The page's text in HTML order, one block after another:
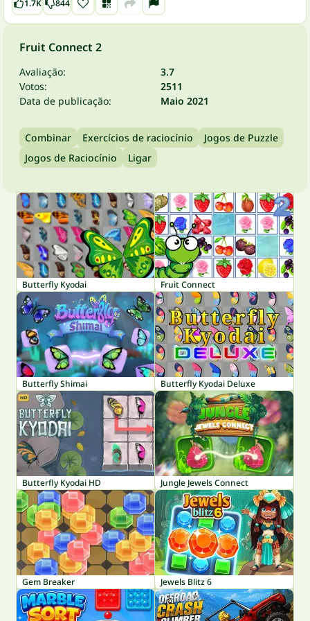
1.7K 844
Fruit Connect 2
Avaliação:
3.7
Votos:
2511
Data de publicação:
Maio 2021
Combinar Exercícios de raciocínio
Jogos de Puzzle
Jogos de Raciocínio
Ligar
Butterfly Kyodai Fruit Connect
Butterfly Shimai Butterfly Kyodai Deluxe
Butterfly Kyodai HD Jungle Jewels Connect
Gem Breaker Jewels Blitz 6